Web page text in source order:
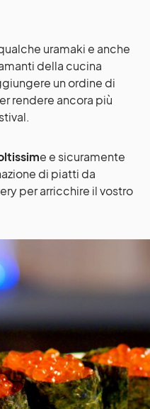
uramaki e anche
della cucina
un ordine di
rendere ancora più
e e sicuramente
di piatti da
per arricchire il vostro